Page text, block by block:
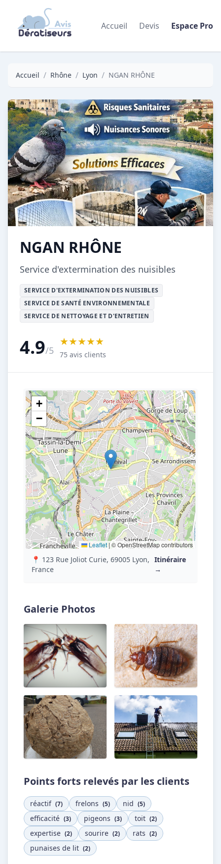
Accueil Devis Espace Pro
Accueil / Rhône / Lyon / NGAN RHÔNE
NGAN RHÔNE
Service d'extermination des nuisibles
SERVICE D'EXTERMINATION DES NUISIBLES
SERVICE DE SANTÉ ENVIRONNEMENTALE
SERVICE DE NETTOYAGE ET D'ENTRETIEN
4.9/5
★★★★★
75 avis clients
+
−
Leaflet |© OpenStreetMap contributors
📍 123 Rue Joliot Curie, 69005 Lyon,
France
Itinéraire
→
Galerie Photos
Points forts relevés par les clients
réactif (7) frelons (5) nid (5)
efficacité (3) pigeons (3) toit (2)
expertise (2) sourire (2) rats (2)
punaises de lit (2)